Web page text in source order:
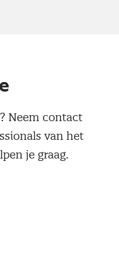
Neem contact
van het
je graag.